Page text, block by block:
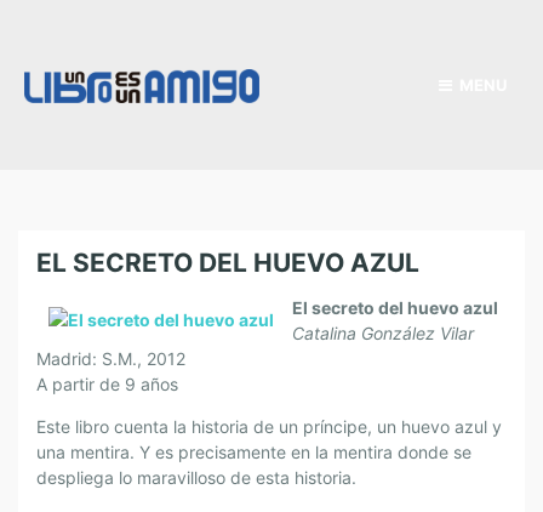
EL SECRETO DEL HUEVO AZUL
El secreto del huevo azul
Catalina González Vilar
Madrid: S.M., 2012
A partir de 9 años
Este libro cuenta la historia de un príncipe, un huevo azul y
una mentira. Y es precisamente en la mentira donde se
despliega lo maravilloso de esta historia.